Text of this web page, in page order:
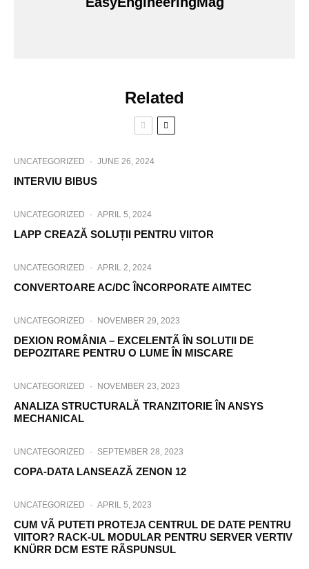
Related
UNCATEGORIZED · JUNE 26, 2024
INTERVIU BIBUS
UNCATEGORIZED · APRIL 5, 2024
LAPP CREAZĂ SOLUȚII PENTRU VIITOR
UNCATEGORIZED · APRIL 2, 2024
CONVERTOARE AC/DC ÎNCORPORATE AIMTEC
UNCATEGORIZED · NOVEMBER 29, 2023
DEXION ROMÂNIA – EXCELENTÃ ÎN SOLUTII DE
DEPOZITARE PENTRU O LUME ÎN MISCARE
UNCATEGORIZED · NOVEMBER 23, 2023
ANALIZA STRUCTURALĂ TRANZITORIE ÎN ANSYS
MECHANICAL
UNCATEGORIZED · SEPTEMBER 28, 2023
COPA-DATA LANSEAZĂ ZENON 12
UNCATEGORIZED · APRIL 5, 2023
CUM VÃ PUTETI PROTEJA CENTRUL DE DATE PENTRU
VIITOR? RACK-UL MODULAR PENTRU SERVER VERTIV
KNÜRR DCM ESTE RÃSPUNSUL